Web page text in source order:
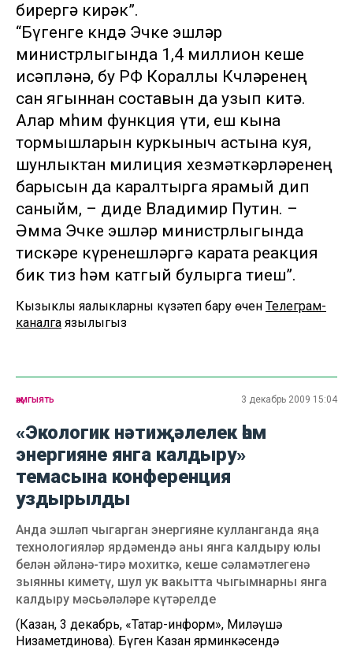
бирергә кирәк”.
“Бүгенге көндә Эчке эшләр
министрлыгында 1,4 миллион кеше
исәпләнә, бу РФ Кораллы Көчләренең
сан ягыннан составын да узып китә.
Алар мөһим функция үти, еш кына
тормышларын куркыныч астына куя,
шунлыктан милиция хезмәткәрләренең
барысын да каралтырга ярамый дип
саныйм, – диде Владимир Путин. –
Әмма Эчке эшләр министрлыгында
тискәре күренешләргә карата реакция
бик тиз һәм катгый булырга тиеш”.
Кызыклы яңалыкларны күзәтеп бару өчен Телеграм-
каналга язылыгыз
җәмгыять 3 декабрь 2009 15:04
«Экологик нәтиҗәлелек һәм
энергияне янга калдыру»
темасына конференция
уздырылды
Анда эшләп чыгарган энергияне кулланганда яңа
технологияләр ярдәмендә аны янга калдыру юлы
белән әйләнә-тирә мохиткә, кеше сәламәтлегенә
зыянны киметү, шул ук вакытта чыгымнарны янга
калдыру мәсьәләләре күтәрелде
(Казан, 3 декабрь, «Татар-информ», Миләүшә
Низаметдинова). Бүген Казан ярминкәсендә